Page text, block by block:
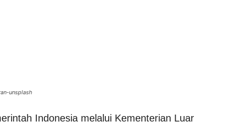
unsplash
Indonesia melalui Kementerian Luar